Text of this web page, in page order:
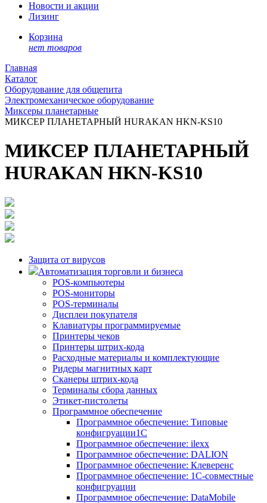
Новости и акции
Лизинг
Корзина
нет товаров
Главная
Каталог
Оборудование для общепита
Электромеханическое оборудование
Миксеры планетарные
МИКСЕР ПЛАНЕТАРНЫЙ HURAKAN HKN-KS10
МИКСЕР ПЛАНЕТАРНЫЙ
HURAKAN HKN-KS10
Защита от вирусов
Автоматизация торговли и бизнеса
POS-компьютеры
POS-мониторы
POS-терминалы
Дисплеи покупателя
Клавиатуры программируемые
Принтеры чеков
Принтеры штрих-кода
Расходные материалы и комплектующие
Ридеры магнитных карт
Сканеры штрих-кода
Терминалы сбора данных
Этикет-пистолеты
Программное обеспечение
Программное обеспечение: Типовые
конфигруации1С
Программное обеспечение: ilexx
Программное обеспечение: DALION
Программное обеспечение: Клеверенс
Программное обеспечение: 1С-совместные
конфигруации
Программное обеспечение: DataMobile